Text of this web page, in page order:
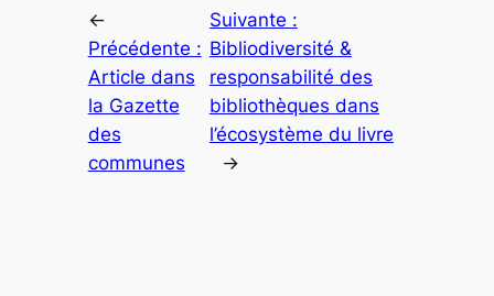
←
Précédente :
Article dans
la Gazette
des
communes
Suivante :
Bibliodiversité &
responsabilité des
bibliothèques dans
l’écosystème du livre
→